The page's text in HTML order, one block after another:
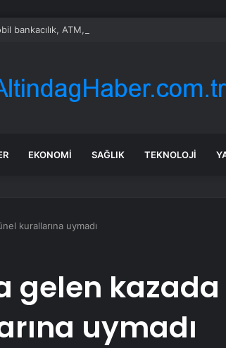
bankacılık, ATM, POS cihazı ve kart hizmetleri
EKONOMI SAĞLIK TEKNOLOJI
kurallarına uymadı
gelen kazada
uymadı